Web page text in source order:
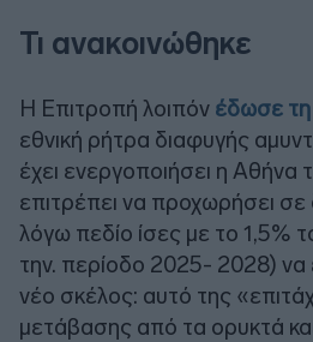
Τι ανακοινώθηκε
Η Επιτροπή λοιπόν έδωσε
εθνική ρήτρα διαφυγής
έχει ενεργοποιήσει η Αθήνα
επιτρέπει να προχωρήσει
λόγω πεδίο ίσες με το 1,5%
την. περίοδο 2025- 2028) να
νέο σκέλος: αυτό της
μετάβασης από τα ορυκτά